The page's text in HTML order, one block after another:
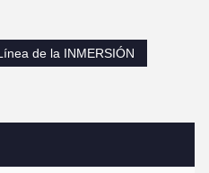
de la INMERSIÓN